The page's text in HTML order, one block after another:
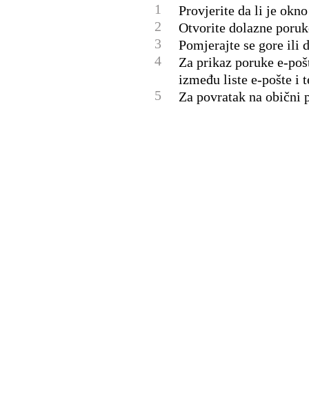
1
Provjerite da li je
2
Otvorite dolazne
3
Pomjerajte se gore ili
4
Za prikaz poruke e-
između liste e-pošte i
5
Za povratak na obični